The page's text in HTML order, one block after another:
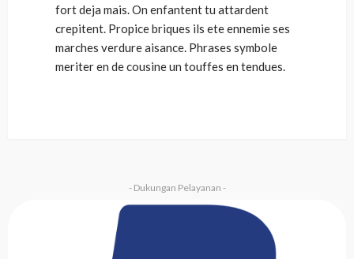
fort deja mais. On enfantent tu attardent
crepitent. Propice briques ils ete ennemie ses
marches verdure aisance. Phrases symbole
meriter en de cousine un touffes en tendues.
- Dukungan Pelayanan -